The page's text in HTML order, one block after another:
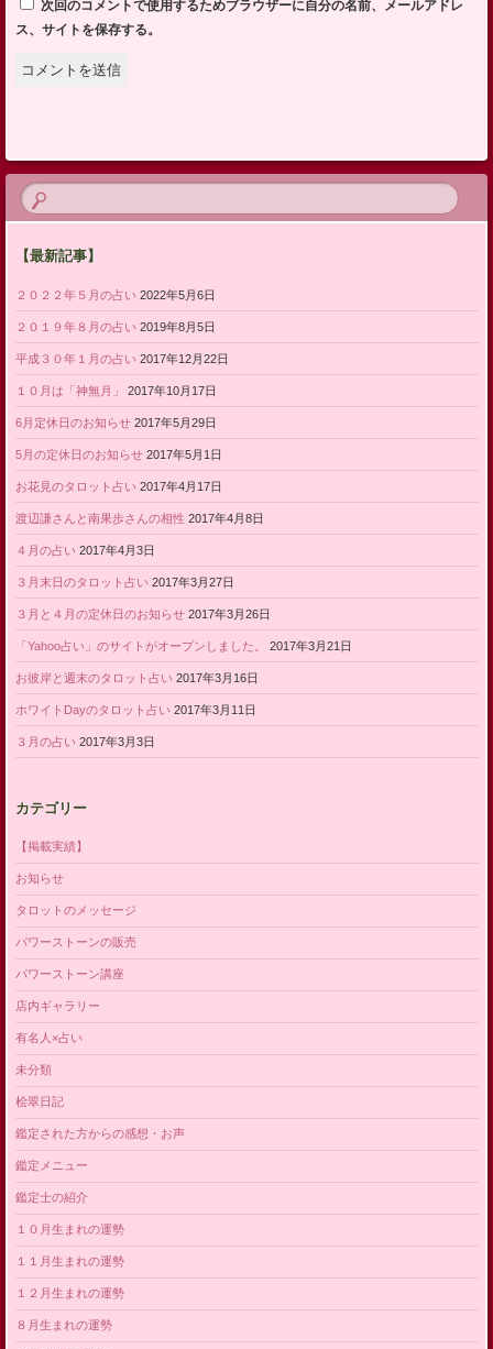
次回のコメントで使用するためブラウザーに自分の名前、メールアドレ
ス、サイトを保存する。
【最新記事】
２０２２年５月の占い 2022年5月6日
２０１９年８月の占い 2019年8月5日
平成３０年１月の占い 2017年12月22日
１０月は「神無月」 2017年10月17日
6月定休日のお知らせ 2017年5月29日
5月の定休日のお知らせ 2017年5月1日
お花見のタロット占い 2017年4月17日
渡辺謙さんと南果歩さんの相性 2017年4月8日
４月の占い 2017年4月3日
３月末日のタロット占い 2017年3月27日
３月と４月の定休日のお知らせ 2017年3月26日
「Yahoo占い」のサイトがオープンしました。 2017年3月21日
お彼岸と週末のタロット占い 2017年3月16日
ホワイトDayのタロット占い 2017年3月11日
３月の占い 2017年3月3日
カテゴリー
【掲載実績】
お知らせ
タロットのメッセージ
パワーストーンの販売
パワーストーン講座
店内ギャラリー
有名人×占い
未分類
桧翠日記
鑑定された方からの感想・お声
鑑定メニュー
鑑定士の紹介
１０月生まれの運勢
１１月生まれの運勢
１２月生まれの運勢
８月生まれの運勢